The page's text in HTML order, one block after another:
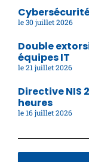
30 juillet 2026
Double
équipes IT
21 juillet 2026
Directive NIS
heures
16 juillet 2026